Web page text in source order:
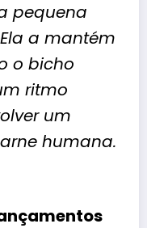
pequena
a mantém
o bicho
ritmo
um
humana.